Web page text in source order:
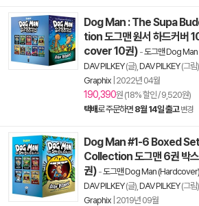
Dog Man : The Supa
tion 도그맨 원서 하드커버
cover 10권) -도그맨 Dog
DAV PILKEY(글), DAV PILKEY(그림)
Graphix 2022년 04월
190,390원 (18% 할인 / 9,520원)
택배로 주문하면 8월 14일 출고 변경
Dog Man #1-6 Boxed
Collection 도그맨 6권 박
권) -도그맨 Dog Man (Hardcover)
DAV PILKEY(글), DAV PILKEY(그림)
Graphix 2019년 09월